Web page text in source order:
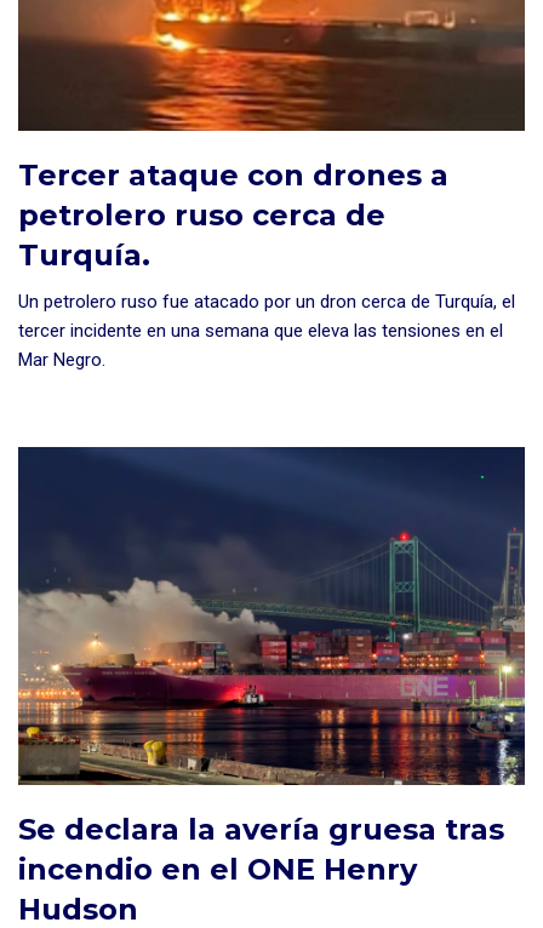
Tercer ataque con drones a
petrolero ruso cerca de
Turquía.
Un petrolero ruso fue atacado por un dron cerca de Turquía, el
tercer incidente en una semana que eleva las tensiones en el
Mar Negro.
Se declara la avería gruesa tras
incendio en el ONE Henry
Hudson